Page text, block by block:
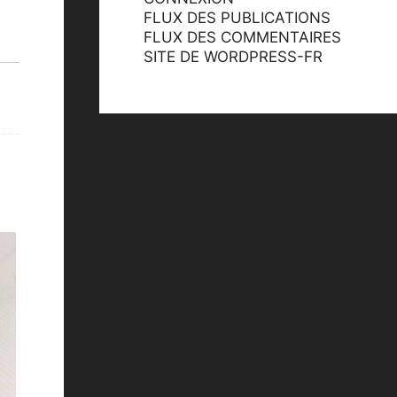
FLUX DES PUBLICATIONS
FLUX DES COMMENTAIRES
SITE DE WORDPRESS-FR